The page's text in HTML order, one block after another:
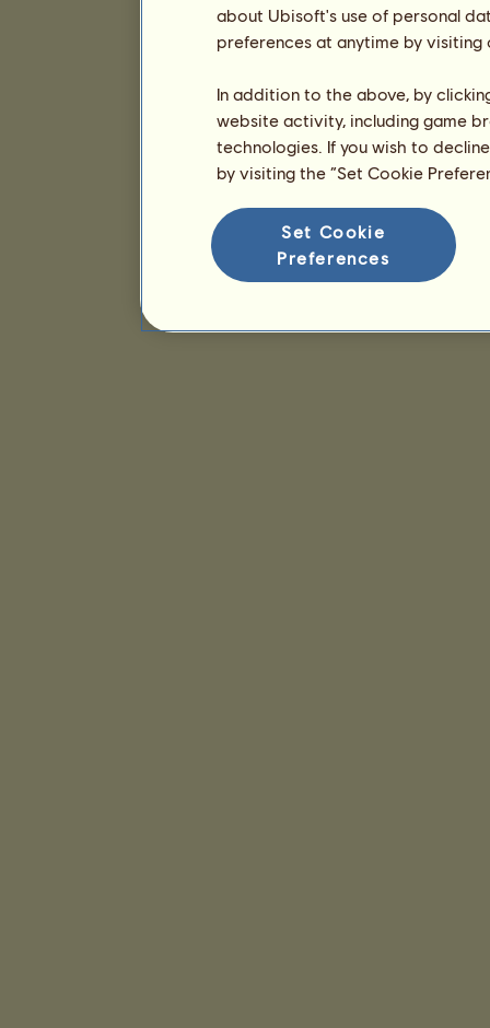
about Ubisoft's use of personal
preferences at anytime by
In addition to the above, by
website activity, including game
technologies. If you wish to
by visiting the “Set Cookie
Set Cookie
Preferences